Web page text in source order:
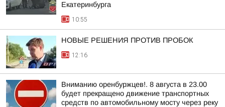
Екатеринбурга
10:55
НОВЫЕ РЕШЕНИЯ ПРОТИВ ПРОБОК
12:16
Вниманию оренбуржцев!. 8 августа в 23.00
будет прекращено движение транспортных
средств по автомобильному мосту через реку